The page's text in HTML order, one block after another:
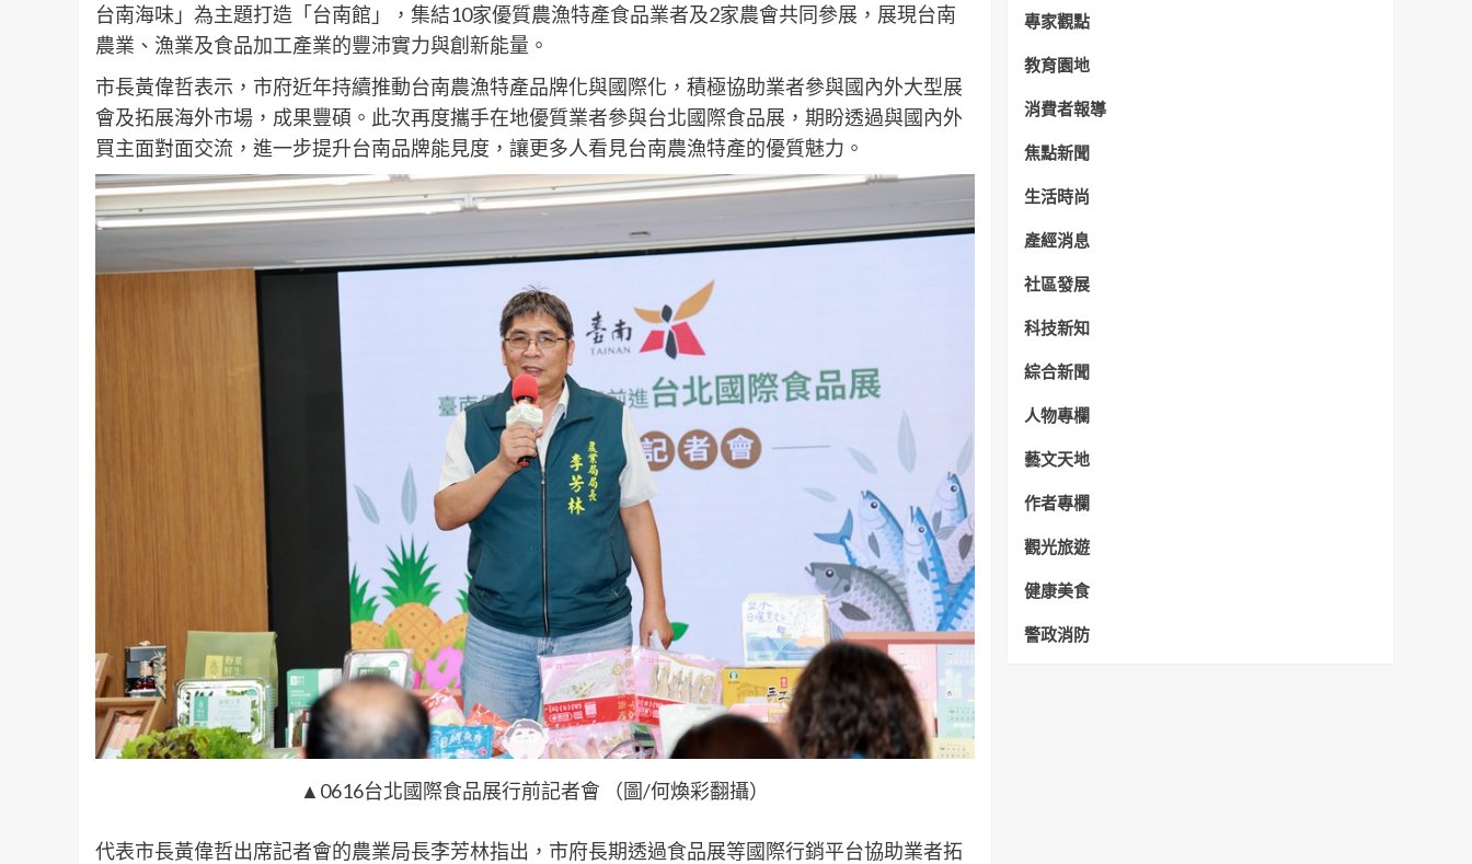
台南海味」為主題打造「台南館」，集結10家優質農漁特產食品業者及2家農會共同參展，展現台南
農業、漁業及食品加工產業的豐沛實力與創新能量。
市長黃偉哲表示，市府近年持續推動台南農漁特產品牌化與國際化，積極協助業者參與國內外大型展
會及拓展海外市場，成果豐碩。此次再度攜手在地優質業者參與台北國際食品展，期盼透過與國內外
買主面對面交流，進一步提升台南品牌能見度，讓更多人看見台南農漁特產的優質魅力。
▲0616台北國際食品展行前記者會 （圖/何煥彩翻攝）
代表市長黃偉哲出席記者會的農業局長李芳林指出，市府長期透過食品展等國際行銷平台協助業者拓
專家觀點
教育園地
消費者報導
焦點新聞
生活時尚
產經消息
社區發展
科技新知
綜合新聞
人物專欄
藝文天地
作者專欄
觀光旅遊
健康美食
警政消防